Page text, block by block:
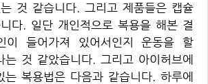
것 같습니다. 그리고 제품들은 캡슐
다. 일단 개인적으로 복용을 해본 결
이 들어가져 있어서인지 운동을 할
것 같았습니다. 그리고 아이허브에
복용법은 다음과 같습니다. 하루에